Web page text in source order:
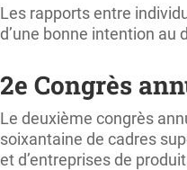
Les rapports entre
d’une bonne intention au
2e Congrès
Le deuxième congrès
soixantaine de cadres
et d’entreprises de